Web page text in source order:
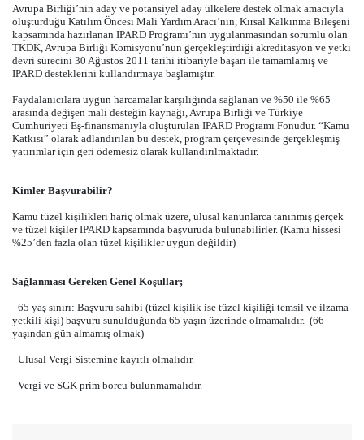
Avrupa Birliği’nin aday ve potansiyel aday ülkelere destek olmak amacıyla
oluşturduğu Katılım Öncesi Mali Yardım Aracı’nın, Kırsal Kalkınma Bileşeni
kapsamında hazırlanan IPARD Programı’nın uygulanmasından sorumlu olan
TKDK, Avrupa Birliği Komisyonu’nun gerçekleştirdiği akreditasyon ve yetki
devri sürecini 30 Ağustos 2011 tarihi itibariyle başarı ile tamamlamış ve
IPARD desteklerini kullandırmaya başlamıştır.
Faydalanıcılara uygun harcamalar karşılığında sağlanan ve %50 ile %65
arasında değişen mali desteğin kaynağı, Avrupa Birliği ve Türkiye
Cumhuriyeti Eş-finansmanıyla oluşturulan IPARD Programı Fonudur. “Kamu
Katkısı” olarak adlandırılan bu destek, program çerçevesinde gerçekleşmiş
yatırımlar için geri ödemesiz olarak kullandırılmaktadır.
Kimler Başvurabilir?
Kamu tüzel kişilikleri hariç olmak üzere, ulusal kanunlarca tanınmış gerçek
ve tüzel kişiler IPARD kapsamında başvuruda bulunabilirler. (Kamu hissesi
%25’den fazla olan tüzel kişilikler uygun değildir)
Sağlanması Gereken Genel Koşullar;
- 65 yaş sınırı: Başvuru sahibi (tüzel kişilik ise tüzel kişiliği temsil ve ilzama
yetkili kişi) başvuru sunulduğunda 65 yaşın üzerinde olmamalıdır. (66
yaşından gün almamış olmak)
- Ulusal Vergi Sistemine kayıtlı olmalıdır.
- Vergi ve SGK prim borcu bulunmamalıdır.